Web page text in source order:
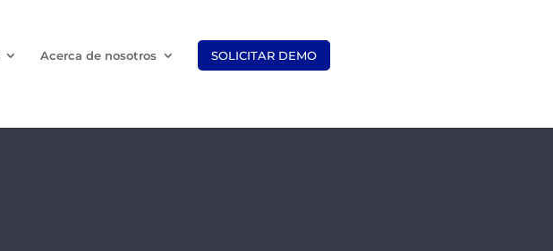
Acerca de nosotros SOLICITAR DEMO